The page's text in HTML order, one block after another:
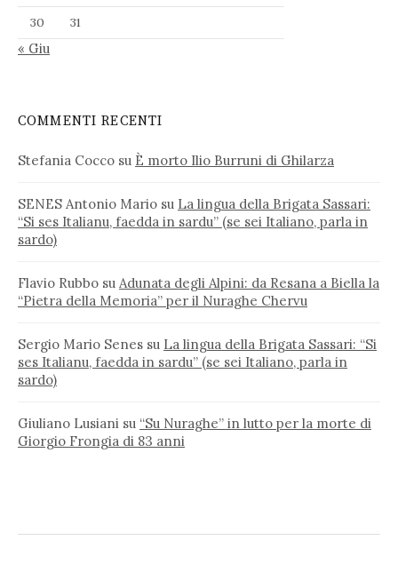
30
31
« Giu
COMMENTI RECENTI
Stefania Cocco su È morto Ilio Burruni di Ghilarza
SENES Antonio Mario su La lingua della Brigata Sassari:
“Si ses Italianu, faedda in sardu” (se sei Italiano, parla in
sardo)
Flavio Rubbo su Adunata degli Alpini: da Resana a Biella la
“Pietra della Memoria” per il Nuraghe Chervu
Sergio Mario Senes su La lingua della Brigata Sassari: “Si
ses Italianu, faedda in sardu” (se sei Italiano, parla in
sardo)
Giuliano Lusiani su “Su Nuraghe” in lutto per la morte di
Giorgio Frongia di 83 anni